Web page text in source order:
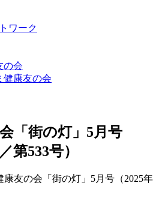
ワーク
の会
健康友の会
「街の灯」5月号
第533号）
康友の会「街の灯」5月号（2025年